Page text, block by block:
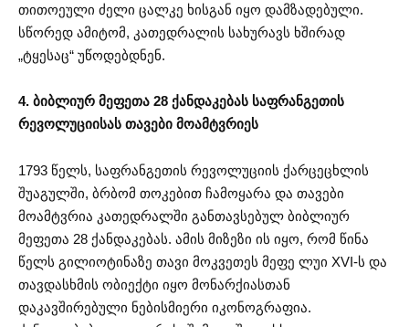
თითოეული ძელი ცალკე ხისგან იყო დამზადებული.
სწორედ ამიტომ, კათედრალის სახურავს ხშირად
„ტყესაც“ უწოდებდნენ.
4. ბიბლიურ მეფეთა 28 ქანდაკებას საფრანგეთის
რევოლუციისას თავები მოამტვრიეს
1793 წელს, საფრანგეთის რევოლუციის ქარცეცხლის
შუაგულში, ბრბომ თოკებით ჩამოყარა და თავები
მოამტვრია კათედრალში განთავსებულ ბიბლიურ
მეფეთა 28 ქანდაკებას. ამის მიზეზი ის იყო, რომ წინა
წელს გილიოტინაზე თავი მოკვეთეს მეფე ლუი XVI-ს და
თავდასხმის ობიექტი იყო მონარქიასთან
დაკავშირებული ნებისმიერი იკონოგრაფია.